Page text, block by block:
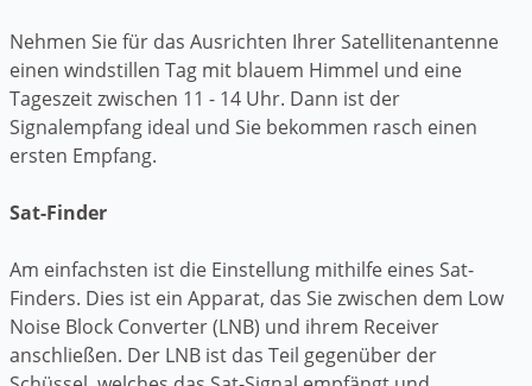
Nehmen Sie für das Ausrichten Ihrer Satellitenantenne
einen windstillen Tag mit blauem Himmel und eine
Tageszeit zwischen 11 - 14 Uhr. Dann ist der
Signalempfang ideal und Sie bekommen rasch einen
ersten Empfang.
Sat-Finder
Am einfachsten ist die Einstellung mithilfe eines Sat-
Finders. Dies ist ein Apparat, das Sie zwischen dem Low
Noise Block Converter (LNB) und ihrem Receiver
anschließen. Der LNB ist das Teil gegenüber der